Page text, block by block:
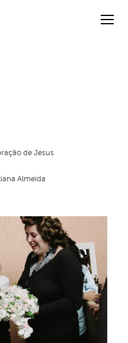
de Jesus
Almeida